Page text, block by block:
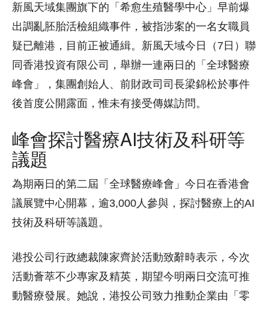
新風天域集團旗下的「希愈生殖醫學中心」早前爆
出調亂胚胎活檢組織事件，被指涉案的一名女職員
疑已離港，目前正被通緝。新風天域今日（7日）聯
同香港投資有限公司，舉辦一連兩日的「全球醫療
峰會」，集團創始人、前財政司司長梁錦松於事件
後首度公開露面，惟未有接受傳媒訪問。
峰會探討醫療AI技術及科研等
議題
為期兩日的第二屆「全球醫療峰會」今日在香港會
議展覽中心開幕，逾3,000人參與，探討醫療上的AI
技術及科研等議題。
港投公司行政總裁陳家齊於活動致辭時表示，今次
活動薈萃不少專家及精英，期望今明兩日交流可推
動醫療發展。她說，港投公司致力推動企業由「零